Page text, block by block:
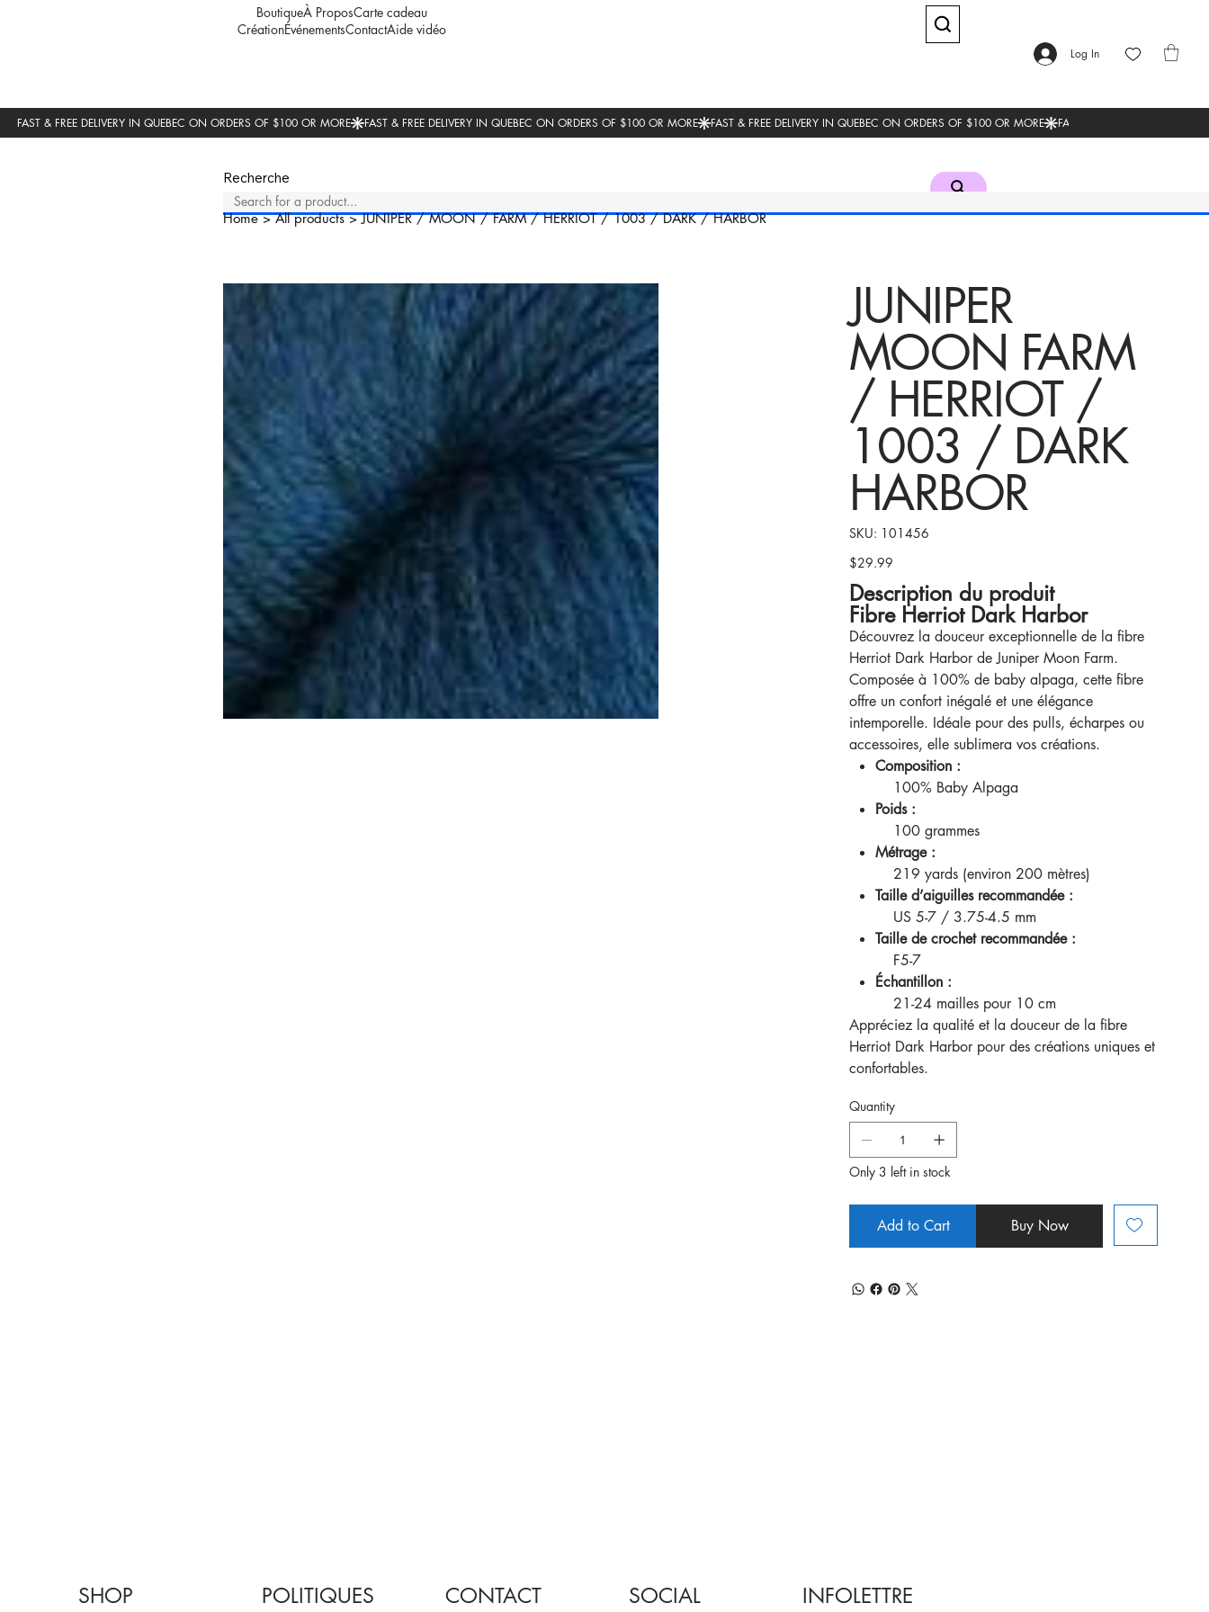
BoutiqueÀ ProposCarte cadeau
CréationÉvénementsContactAide vidéo
Log In
Recherche
Home>All products>JUNIPER / MOON / FARM / HERRIOT / 1003 / DARK / HARBOR
JUNIPER
MOON FARM
/ HERRIOT /
1003 / DARK
HARBOR
SKU:
SKU
101456
101456
Price
$29.99
Description du produit
Fibre Herriot Dark Harbor
Découvrez la douceur exceptionnelle de la fibre
Herriot Dark Harbor de Juniper Moon Farm.
Composée à 100% de baby alpaga, cette fibre
offre un confort inégalé et une élégance
intemporelle. Idéale pour des pulls, écharpes ou
accessoires, elle sublimera vos créations.
Composition :
100% Baby Alpaga
Poids :
100 grammes
Métrage :
219 yards (environ 200 mètres)
Taille d’aiguilles recommandée :
US 5-7 / 3.75-4.5 mm
Taille de crochet recommandée :
F5-7
Échantillon :
21-24 mailles pour 10 cm
Appréciez la qualité et la douceur de la fibre
Herriot Dark Harbor pour des créations uniques et
confortables.
Quantity
Only 3 left in stock
Add to Cart Buy Now
SHOP POLITIQUES CONTACT SOCIAL INFOLETTRE